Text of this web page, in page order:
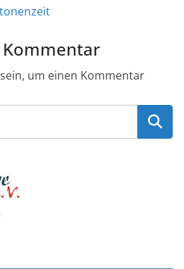
sein, um einen Kommentar